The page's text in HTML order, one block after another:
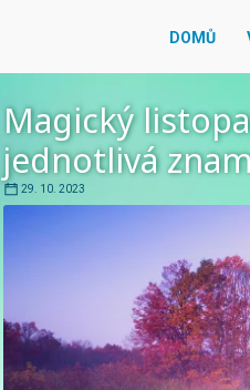
DOMŮ
Magický
jednotlivá
29. 10. 2023